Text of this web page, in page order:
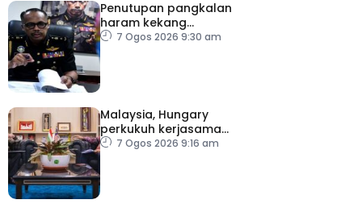
Penutupan pangkalan
haram kekang
penyeludupan di
7 Ogos 2026 9:30 am
Malaysia, Hungary
perkukuh kerjasama
sektor pertanian
7 Ogos 2026 9:16 am